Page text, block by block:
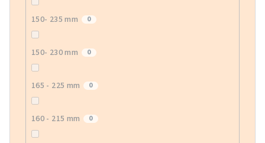
150- 235 mm 0
150- 230 mm 0
165 - 225 mm 0
160 - 215 mm 0